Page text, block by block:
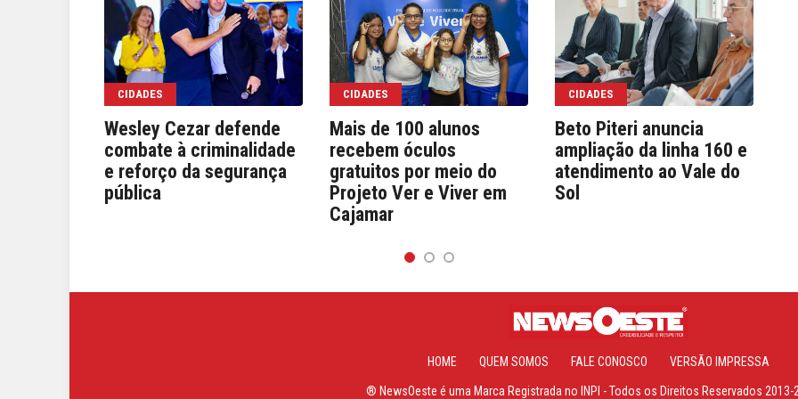
CIDADES
Wesley Cezar defende
combate à criminalidade
e reforço da segurança
pública
CIDADES
Mais de 100 alunos
recebem óculos
gratuitos por meio do
Projeto Ver e Viver em
Cajamar
CIDADES
Beto Piteri anuncia
ampliação da linha 160 e
atendimento ao Vale do
Sol
HOME QUEM SOMOS FALE CONOSCO VERSÃO IMPRESSA
® NewsOeste é uma Marca Registrada no INPI - Todos os Direitos Reservados